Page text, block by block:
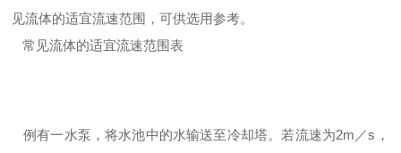
见流体的适宜流速范围，可供选用参考。
常见流体的适宜流速范围表
例有一水泵 ，将水池中的水输送至冷却塔。若流速为2m／s，